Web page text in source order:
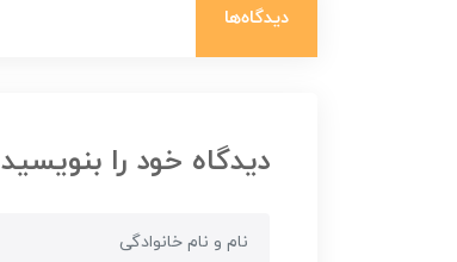
دیدگاه‌ها
دیدگاه خود را بنویسید